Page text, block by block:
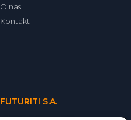
O nas
Kontakt
FUTURITI S.A.